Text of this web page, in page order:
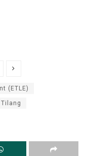
(ETLE)
Tilang